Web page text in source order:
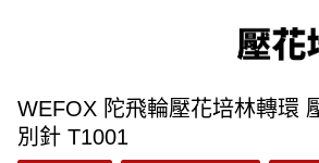
WEFOX 陀飛輪壓花培林轉環
別針 T1001